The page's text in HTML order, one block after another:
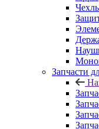
Запчасти